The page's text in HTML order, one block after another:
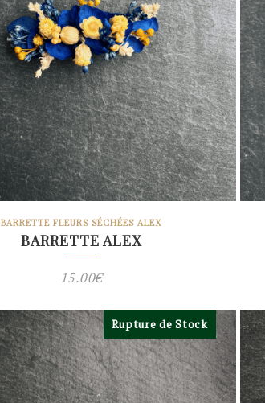
BARRETTE FLEURS SÉCHÉES ALEX
BARRETTE ALEX
15.00€
Rupture de Stock